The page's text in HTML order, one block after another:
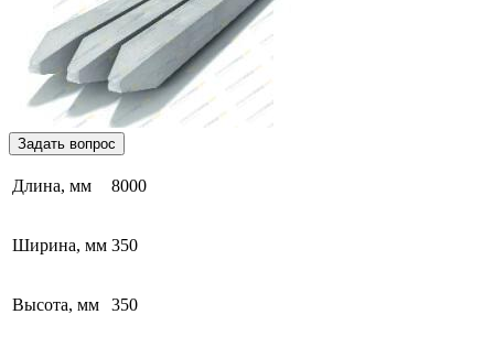
Задать вопрос
Длина, мм 8000
Ширина, мм 350
Высота, мм 350